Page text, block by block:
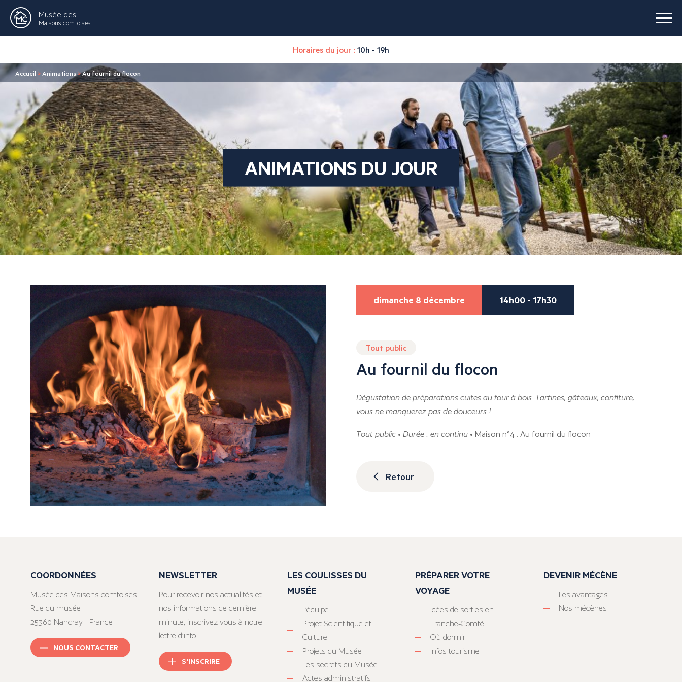
Musée des
Maisons comtoises
Horaires du jour : 10h - 19h
Accueil > Animations>Au fournil du flocon
ANIMATIONS DU JOUR
dimanche 8 décembre 14h00 - 17h30
Tout public
Au fournil du flocon
Dégustation de préparations cuites au four à bois. Tartines, gâteaux, confiture,
vous ne manquerez pas de douceurs !
Tout public • Durée : en continu • Maison n°4 : Au fournil du flocon
Retour
COORDONNÉES
Musée des Maisons comtoises
Rue du musée
25360 Nancray - France
NOUS CONTACTER
NEWSLETTER
Pour recevoir nos actualités et
nos informations de dernière
minute, inscrivez-vous à notre
lettre d’info !
S'INSCRIRE
LES COULISSES DU
MUSÉE
L’équipe
Projet Scientifique et
Culturel
Projets du Musée
Les secrets du Musée
Actes administratifs
PRÉPARER VOTRE
VOYAGE
Idées de sorties en
Franche-Comté
Où dormir
Infos tourisme
DEVENIR MÉCÈNE
Les avantages
Nos mécènes